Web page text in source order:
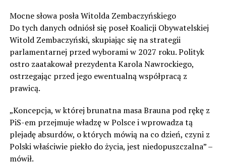
Mocne słowa posła Witolda Zembaczyńskiego
Do tych danych odniósł się poseł Koalicji Obywatelskiej
Witold Zembaczyński, skupiając się na strategii
parlamentarnej przed wyborami w 2027 roku. Polityk
ostro zaatakował prezydenta Karola Nawrockiego,
ostrzegając przed jego ewentualną współpracą z
prawicą.
„Koncepcja, w której brunatna masa Brauna pod rękę z
PiS-em przejmuje władzę w Polsce i wprowadza tą
plejadę absurdów, o których mówią na co dzień, czyni z
Polski właściwie piekło do życia, jest niedopuszczalna” –
mówił.